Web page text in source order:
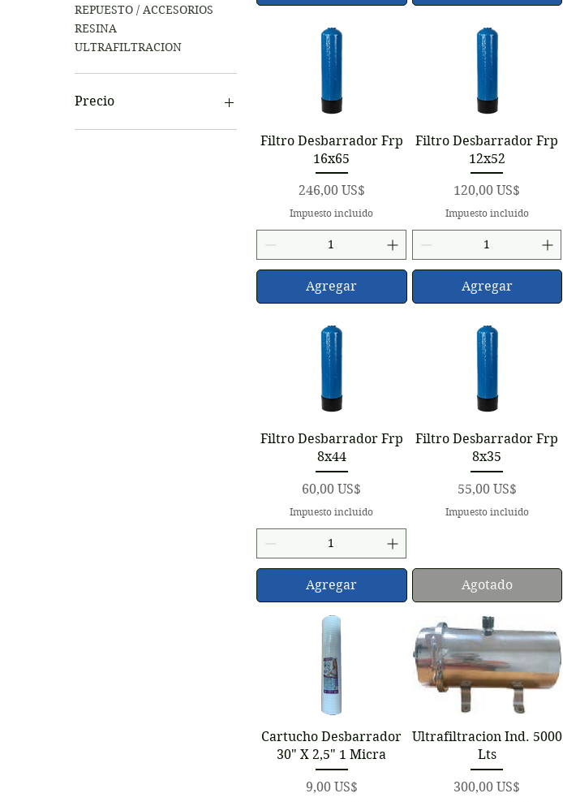
REPUESTO / ACCESORIOS
RESINA
ULTRAFILTRACION
Precio
Vista rápida
Filtro Desbarrador Frp
16x65
Precio
246,00 US$
Impuesto incluido
Agregar
Vista rápida
Filtro Desbarrador Frp
12x52
Precio
120,00 US$
Impuesto incluido
Agregar
Vista rápida
Filtro Desbarrador Frp
8x44
Precio
60,00 US$
Impuesto incluido
Agregar
Vista rápida
Filtro Desbarrador Frp
8x35
Precio
55,00 US$
Impuesto incluido
Agotado
Vista rápida
Cartucho Desbarrador
30" X 2,5" 1 Micra
Precio
9,00 US$
Vista rápida
Ultrafiltracion Ind. 5000
Lts
Precio
300,00 US$